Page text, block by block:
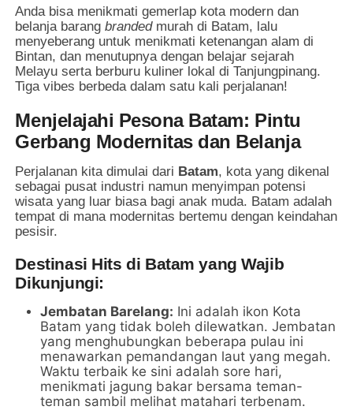
Anda bisa menikmati gemerlap kota modern dan
belanja barangbrandedmurah di Batam, lalu
menyeberang untuk menikmati ketenangan alam di
Bintan, dan menutupnya dengan belajar sejarah
Melayu serta berburu kuliner lokal di Tanjungpinang.
Tiga vibes berbeda dalam satu kali perjalanan!
Menjelajahi Pesona Batam: Pintu
Gerbang Modernitas dan Belanja
Perjalanan kita dimulai dari Batam, kota yang dikenal
sebagai pusat industri namun menyimpan potensi
wisata yang luar biasa bagi anak muda. Batam adalah
tempat di mana modernitas bertemu dengan keindahan
pesisir.
Destinasi Hits di Batam yang Wajib
Dikunjungi:
Jembatan Barelang: Ini adalah ikon Kota
Batam yang tidak boleh dilewatkan. Jembatan
yang menghubungkan beberapa pulau ini
menawarkan pemandangan laut yang megah.
Waktu terbaik ke sini adalah sore hari,
menikmati jagung bakar bersama teman-
teman sambil melihat matahari terbenam.